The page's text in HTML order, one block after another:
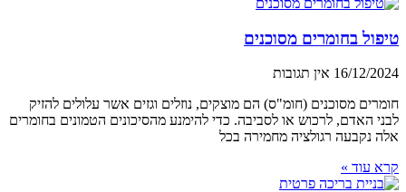
טיפול בחומרים מסוכנים
16/12/2024 אין תגובות
חומרים מסוכנים (חומ"ס) הם מוצקים, נוזלים וגזים אשר עלולים להזיק
לבני האדם, לרכוש או לסביבה. כדי להימנע מהסיכונים הטמונים בחומרים
אלה נקבעה רגולציה מחמירה בכל
קרא עוד »